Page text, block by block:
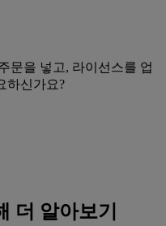
문을 넣고, 라이선스를 업
하신가요?
더 알아보기